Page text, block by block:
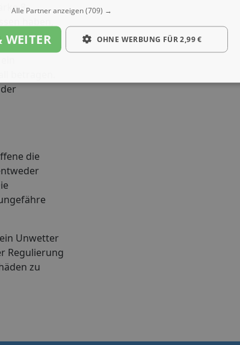
8
haben,
betragen.
die
Unwetter
Regulierung
zu
Alle Partner anzeigen(709) →
OHNE WERBUNG FÜR 2,99 €